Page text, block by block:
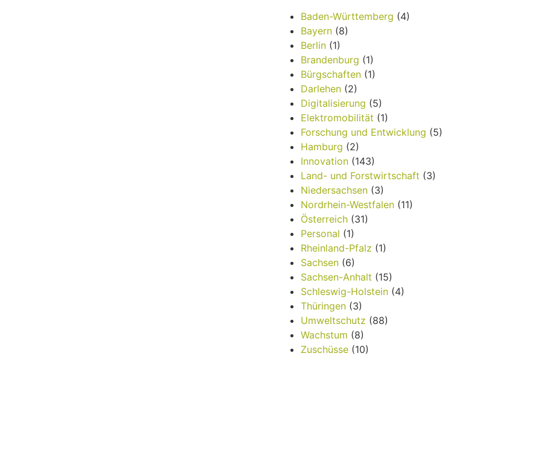
Baden-Württemberg (4)
Bayern(8)
Berlin(1)
Brandenburg (1)
Bürgschaften(1)
Darlehen(2)
Digitalisierung (5)
Elektromobilität (1)
Forschung und Entwicklung (5)
Hamburg (2)
Innovation(143)
Land- und Forstwirtschaft (3)
Niedersachsen(3)
Nordrhein-Westfalen(11)
Österreich(31)
Personal (1)
Rheinland-Pfalz (1)
Sachsen(6)
Sachsen-Anhalt (15)
Schleswig-Holstein(4)
Thüringen(3)
Umweltschutz (88)
Wachstum (8)
Zuschüsse(10)